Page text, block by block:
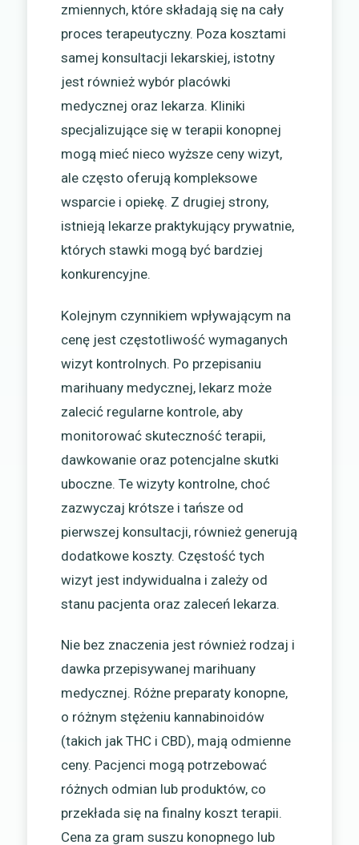
zmiennych, które składają się na cały
proces terapeutyczny. Poza kosztami
samej konsultacji lekarskiej, istotny
jest również wybór placówki
medycznej oraz lekarza. Kliniki
specjalizujące się w terapii konopnej
mogą mieć nieco wyższe ceny wizyt,
ale często oferują kompleksowe
wsparcie i opiekę. Z drugiej strony,
istnieją lekarze praktykujący prywatnie,
których stawki mogą być bardziej
konkurencyjne.
Kolejnym czynnikiem wpływającym na
cenę jest częstotliwość wymaganych
wizyt kontrolnych. Po przepisaniu
marihuany medycznej, lekarz może
zalecić regularne kontrole, aby
monitorować skuteczność terapii,
dawkowanie oraz potencjalne skutki
uboczne. Te wizyty kontrolne, choć
zazwyczaj krótsze i tańsze od
pierwszej konsultacji, również generują
dodatkowe koszty. Częstość tych
wizyt jest indywidualna i zależy od
stanu pacjenta oraz zaleceń lekarza.
Nie bez znaczenia jest również rodzaj i
dawka przepisywanej marihuany
medycznej. Różne preparaty konopne,
o różnym stężeniu kannabinoidów
(takich jak THC i CBD), mają odmienne
ceny. Pacjenci mogą potrzebować
różnych odmian lub produktów, co
przekłada się na finalny koszt terapii.
Cena za gram suszu konopnego lub